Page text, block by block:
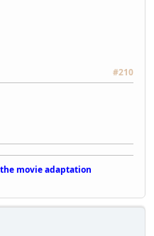
#210
movie adaptation